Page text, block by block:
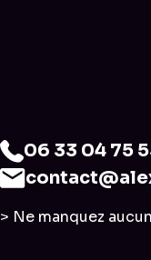
06 33 04 75
> Ne manquez